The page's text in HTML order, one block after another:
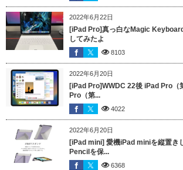
2022年6月22日
[iPad Pro]真っ白なMagic
してみたよ
8103
2022年6月20日
[iPad Pro]WWDC 22後 iPad Pro（
Pro（第...
4022
2022年6月20日
[iPad mini] 愛機iPad miniを縦置き
Pencilを保...
6368